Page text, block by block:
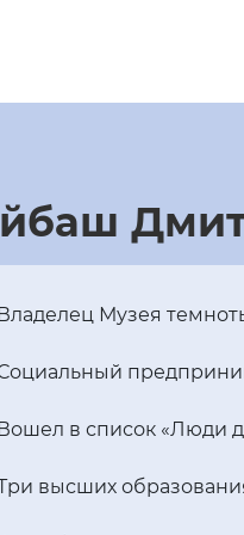
Музея
в список «Люди
высших